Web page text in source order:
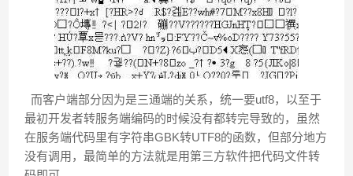
而客户端部分因为是三通端的关系，统一要utf8，以至于
最初开发者转服务端编码的时候没有都转完导致的，虽然
在服务端代码里有字符串GBK转UTF8的函数，但部分地方
没有调用，最简单的方法就是用第三方软件把代码文件转